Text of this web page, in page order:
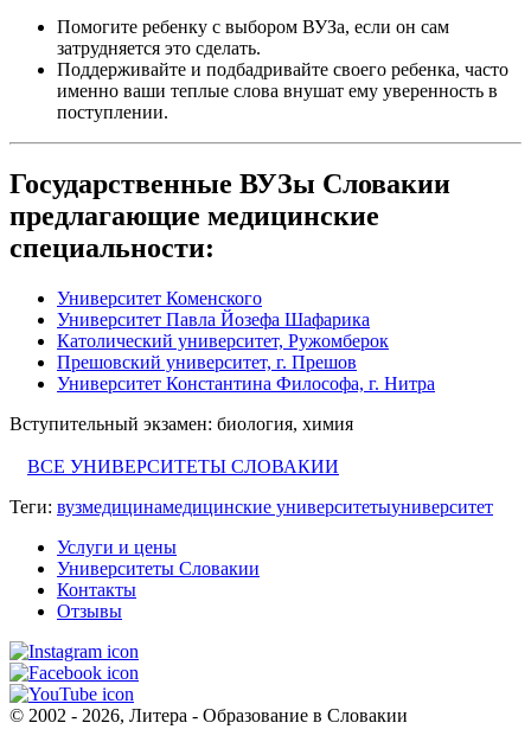
Помогите ребенку с выбором ВУЗа, если он сам
затрудняется это сделать.
Поддерживайте и подбадривайте своего ребенка, часто
именно ваши теплые слова внушат ему уверенность в
поступлении.
Государственные ВУЗы Словакии
предлагающие медицинские
специальности:
Университет Коменского
Университет Павла Йозефа Шафарика
Католический университет, Ружомберок
Прешовский университет, г. Прешов
Университет Константина Философа, г. Нитра
Вступительный экзамен: биология, химия
ВСЕ УНИВЕРСИТЕТЫ СЛОВАКИИ
Теги: вузмедицинамедицинские университетыуниверситет
Услуги и цены
Университеты Словакии
Контакты
Отзывы
© 2002 - 2026, Литера - Образование в Словакии